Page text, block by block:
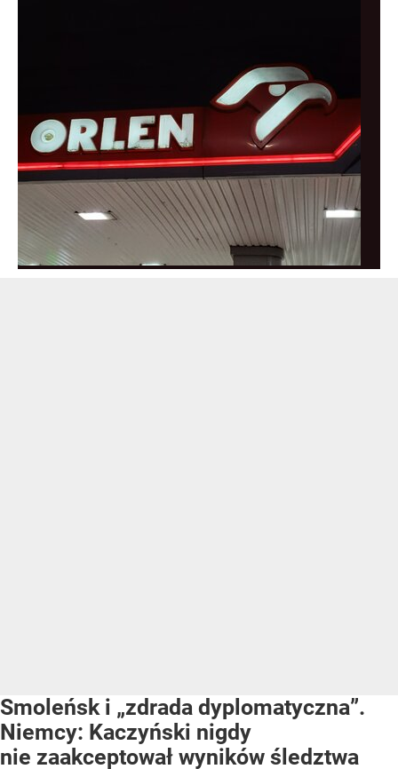
Smoleńsk i „zdrada dyplomatyczna”.
Niemcy: Kaczyński nigdy
nie zaakceptował wyników śledztwa